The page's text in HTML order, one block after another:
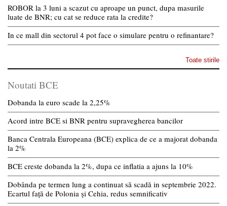
ROBOR la 3 luni a scazut cu aproape un punct, dupa masurile
luate de BNR; cu cat se reduce rata la credite?
In ce mall din sectorul 4 pot face o simulare pentru o refinantare?
Toate stirile
Noutati BCE
Dobanda la euro scade la 2,25%
Acord intre BCE si BNR pentru supravegherea bancilor
Banca Centrala Europeana (BCE) explica de ce a majorat dobanda
la 2%
BCE creste dobanda la 2%, dupa ce inflatia a ajuns la 10%
Dobânda pe termen lung a continuat să scadă in septembrie 2022.
Ecartul față de Polonia și Cehia, redus semnificativ